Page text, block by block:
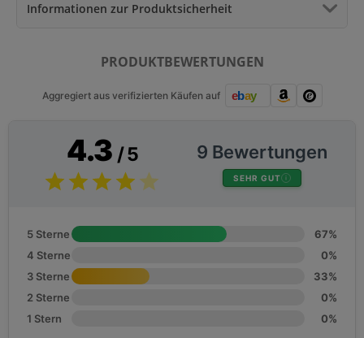
Informationen zur Produktsicherheit
PRODUKTBEWERTUNGEN
Aggregiert aus verifizierten Käufen auf
4.3 / 5 9 Bewertungen
SEHR GUT
5 Sterne
67%
4 Sterne
0%
3 Sterne
33%
2 Sterne
0%
1 Stern
0%